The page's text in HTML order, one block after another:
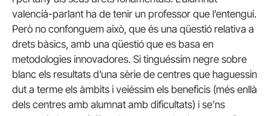
valencià-parlant ha de tenir un professor que l’entengui.
Però no confonguem això, que és una qüestió relativa a
drets bàsics, amb una qüestió que es basa en
metodologies innovadores. Si tinguéssim negre sobre
blanc els resultats d’una sèrie de centres que haguessin
dut a terme els àmbits i veiéssim els beneficis (més enllà
dels centres amb alumnat amb dificultats) i se’ns